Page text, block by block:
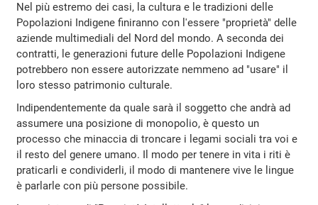
Nel più estremo dei casi, la cultura e le tradizioni delle
Popolazioni Indigene finiranno con l'essere "proprietà" delle
aziende multimediali del Nord del mondo. A seconda dei
contratti, le generazioni future delle Popolazioni Indigene
potrebbero non essere autorizzate nemmeno ad "usare" il
loro stesso patrimonio culturale.
Indipendentemente da quale sarà il soggetto che andrà ad
assumere una posizione di monopolio, è questo un
processo che minaccia di troncare i legami sociali tra voi e
il resto del genere umano. Il modo per tenere in vita i riti è
praticarli e condividerli, il modo di mantenere vive le lingue
è parlarle con più persone possibile.